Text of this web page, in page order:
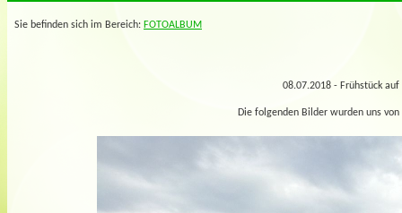
Sie befinden sich im Bereich: FOTOALBUM
08.07.2018 - Frühstück
Die folgenden Bilder wurden uns